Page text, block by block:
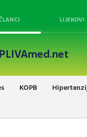
LIJEKOVI
KOPB